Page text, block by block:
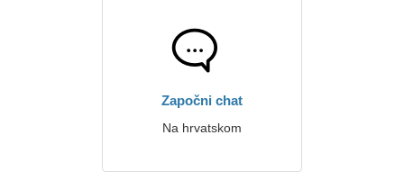
Započni chat
Na hrvatskom